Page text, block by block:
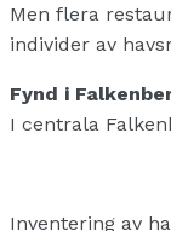
Men flera
individer av
Fynd i
I centrala
Inventering av